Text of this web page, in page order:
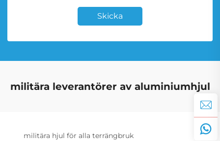
Skicka
militära leverantörer av aluminiumhjul
militära hjul för alla terrängbruk